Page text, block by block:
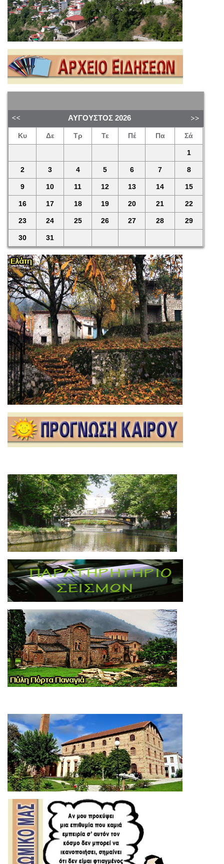
ΑΎΓΟΥΣΤΟΣ 2026
Κυ Δε Τρ Τε Πέ Πα Σά
1
2 3 4 5 6 7 8
9 10 11 12 13 14 15
16 17 18 19 20 21 22
23 24 25 26 27 28 29
30 31